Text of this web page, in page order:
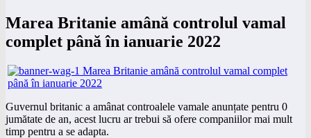
Marea Britanie amână controlul vamal
complet până în ianuarie 2022
Guvernul britanic a amânat controalele vamale anunțate pentru 0
jumătate de an, acest lucru ar trebui să ofere companiilor mai mult
timp pentru a se adapta.